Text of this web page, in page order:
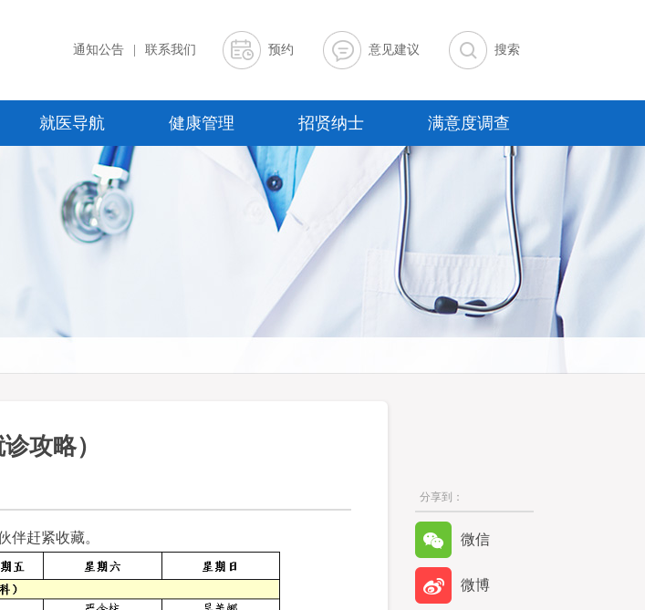
通知公告 联系我们 预约 意见建议 搜索
就医导航 健康管理 招贤纳士 满意度调查
分享到：
微信
微博
攻略）
伴赶紧收藏。